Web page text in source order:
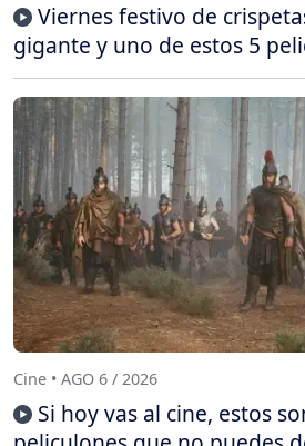
Viernes festivo de
gigante y uno de estos 5
Cine • AGO 6 / 2026
Si hoy vas al cine, estos